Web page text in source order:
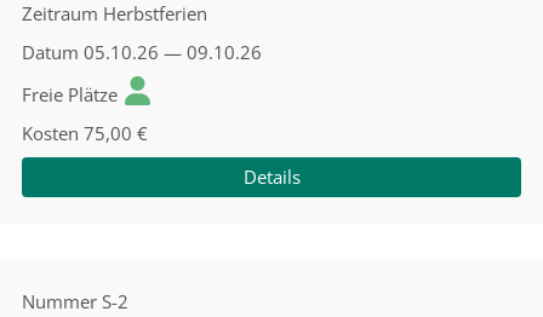
Zeitraum Herbstferien
Datum 05.10.26 — 09.10.26
Freie Plätze
Kosten 75,00 €
Details
Nummer S-2